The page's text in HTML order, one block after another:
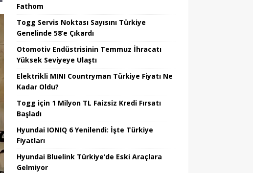
Fathom
Togg Servis Noktası Sayısını Türkiye
Genelinde 58’e Çıkardı
Otomotiv Endüstrisinin Temmuz İhracatı
Yüksek Seviyeye Ulaştı
Elektrikli MINI Countryman Türkiye Fiyatı Ne
Kadar Oldu?
Togg için 1 Milyon TL Faizsiz Kredi Fırsatı
Başladı
Hyundai IONIQ 6 Yenilendi: İşte Türkiye
Fiyatları
Hyundai Bluelink Türkiye’de Eski Araçlara
Gelmiyor